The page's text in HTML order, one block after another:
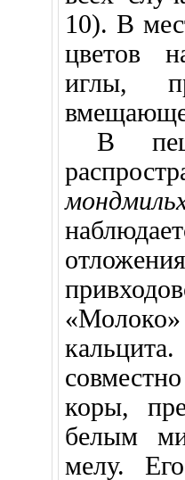
10). В
цветов
иглы,
В
коры,
белым
мелу.